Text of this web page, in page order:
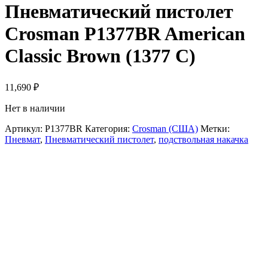
Пневматический пистолет
Crosman P1377BR American
Classic Brown (1377 C)
11,690 ₽
Нет в наличии
Артикул: P1377BR Категория: Crosman (США) Метки:
Пневмат, Пневматический пистолет, подствольная накачка